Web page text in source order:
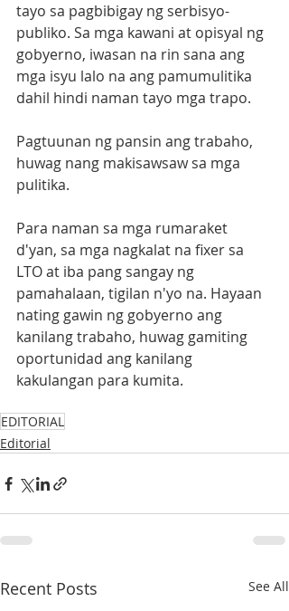
tayo sa pagbibigay ng serbisyo-
publiko. Sa mga kawani at opisyal ng
gobyerno, iwasan na rin sana ang
mga isyu lalo na ang pamumulitika
dahil hindi naman tayo mga trapo.
Pagtuunan ng pansin ang trabaho,
huwag nang makisawsaw sa mga
pulitika.
Para naman sa mga rumaraket
d'yan, sa mga nagkalat na fixer sa
LTO at iba pang sangay ng
pamahalaan, tigilan n'yo na. Hayaan
nating gawin ng gobyerno ang
kanilang trabaho, huwag gamiting
oportunidad ang kanilang
kakulangan para kumita.
EDITORIAL
Editorial
Recent Posts See All